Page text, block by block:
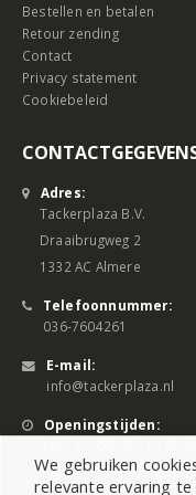
Bestellen en betalen
Retour zending
Contact
Privacy statement
Cookiebeleid
Adres:
Tackerplaza B.V.
Draaibrugweg 2
1332 AC Almere
Telefoonnummer:
036-7604261
E-mail:
info@tackerplaza.nl
Openingstijden:
We gebruiken
relevante ervaring